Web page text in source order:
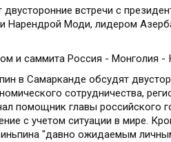
встречи с
Нарендрой Моди, лидером
и саммита Россия - Монголия -
в Самарканде обсудят
сотрудничества,
помощник главы российского
с учетом ситуации в мире.
"давно ожидаемым